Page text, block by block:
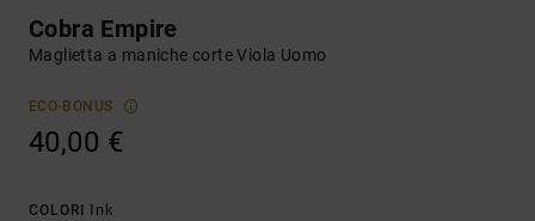
Cobra Empire
Maglietta a maniche corte Viola Uomo
ECO-BONUS
40,00 €
COLORI Ink